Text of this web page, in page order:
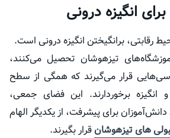
انگیزه درونی
رقابتی، برانگیختن انگیزه درونی است.
تیزهوشان تحصیل می‌کنند،
قرار می‌گیرند که همگی از سطح
انگیزه برخوردارند. این فضای جمعی،
برای پیشرفت، از یکدیگر الهام
های تیزهوشانقرار بگیرند.